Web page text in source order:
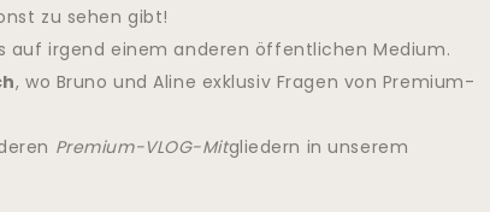
zu sehen gibt!
auf irgend einem anderen öffentlichen Medium.
, wo Bruno und Aline exklusiv Fragen von Premium-
Premium-VLOG-Mitgliedern in unserem